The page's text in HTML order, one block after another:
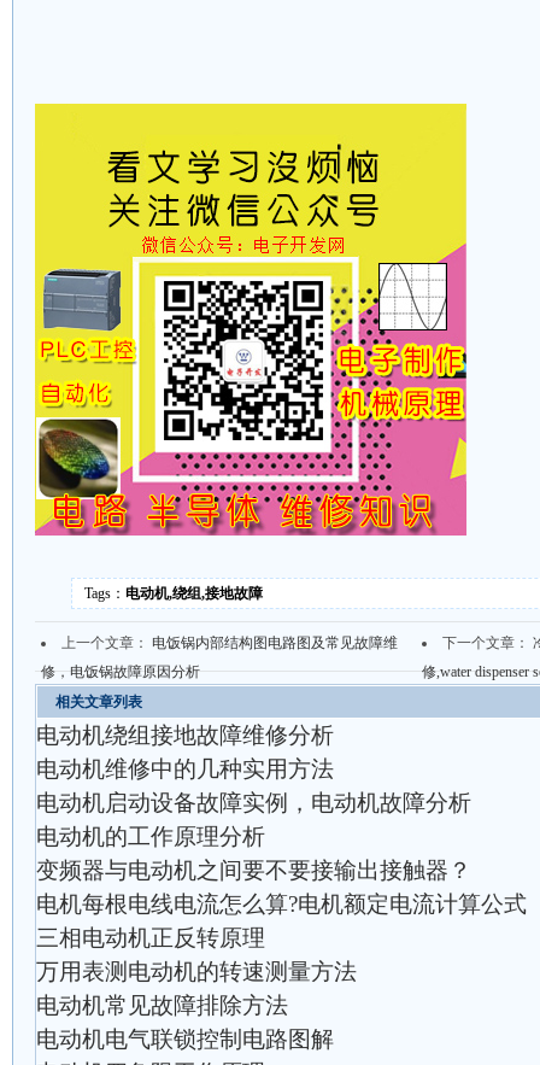
Tags： 电动机,绕组,接地故障
上一个文章： 电饭锅内部结构图电路图及常见故障维
修，电饭锅故障原因分析
下一个文章：
修,water dispenser
相关文章列表
电动机绕组接地故障维修分析
电动机维修中的几种实用方法
电动机启动设备故障实例，电动机故障分析
电动机的工作原理分析
变频器与电动机之间要不要接输出接触器？
电机每根电线电流怎么算?电机额定电流计算公式
三相电动机正反转原理
万用表测电动机的转速测量方法
电动机常见故障排除方法
电动机电气联锁控制电路图解